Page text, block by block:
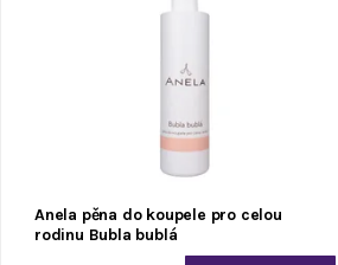
Anela pěna do koupele pro celou
rodinu Bubla bublá